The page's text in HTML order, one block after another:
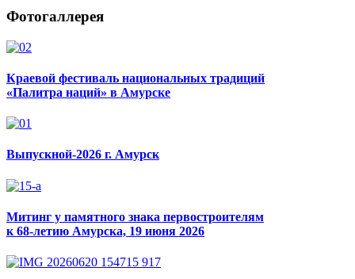
Фотогаллерея
Краевой фестиваль национальных традиций
«Палитра наций» в Амурске
Выпускной-2026 г. Амурск
Митинг у памятного знака первостроителям
к 68-летию Амурска, 19 июня 2026